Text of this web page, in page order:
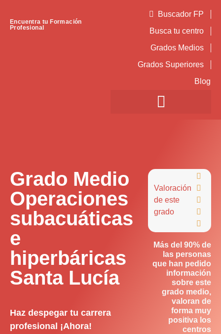
Encuentra tu Formación
Profesional
Buscador FP
Busca tu centro
Grados Medios
Grados Superiores
Blog
Grado Medio
Operaciones
subacuáticas
e
hiperbáricas
Santa Lucía
Haz despegar tu carrera
profesional ¡Ahora!
Valoración
de este
grado





Más del 90% de
las personas
que han pedido
información
sobre este
grado medio,
valoran de
forma muy
positiva los
centros